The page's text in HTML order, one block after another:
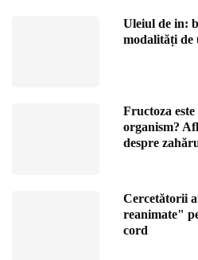
Uleiul de in:
modalități de
Fructoza
organism?
despre
Cercetătorii
reanimate"
cord